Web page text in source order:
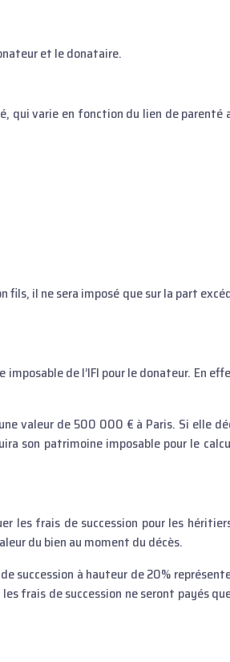
et le donataire.
qui varie en fonction du lien de parenté
fils, il ne sera imposé que sur la part
de l’IFI pour le donateur. En
valeur de 500 000 € à Paris. Si elle
son patrimoine imposable pour le
les frais de succession pour les
du bien au moment du décès.
succession à hauteur de 20%
frais de succession ne seront payés